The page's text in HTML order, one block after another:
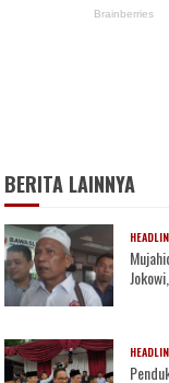
BERITA LAINNYA